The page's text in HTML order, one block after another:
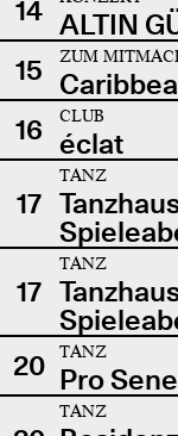
14 ALTIN
15
ZUM
16
CLUB
éclat
17
TANZ
17
TANZ
20
TANZ
Pro
TANZ